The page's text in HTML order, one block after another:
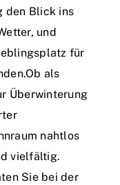
den Blick ins
und
für
als
Überwinterung
nahtlos
vielfältig.
Sie bei der